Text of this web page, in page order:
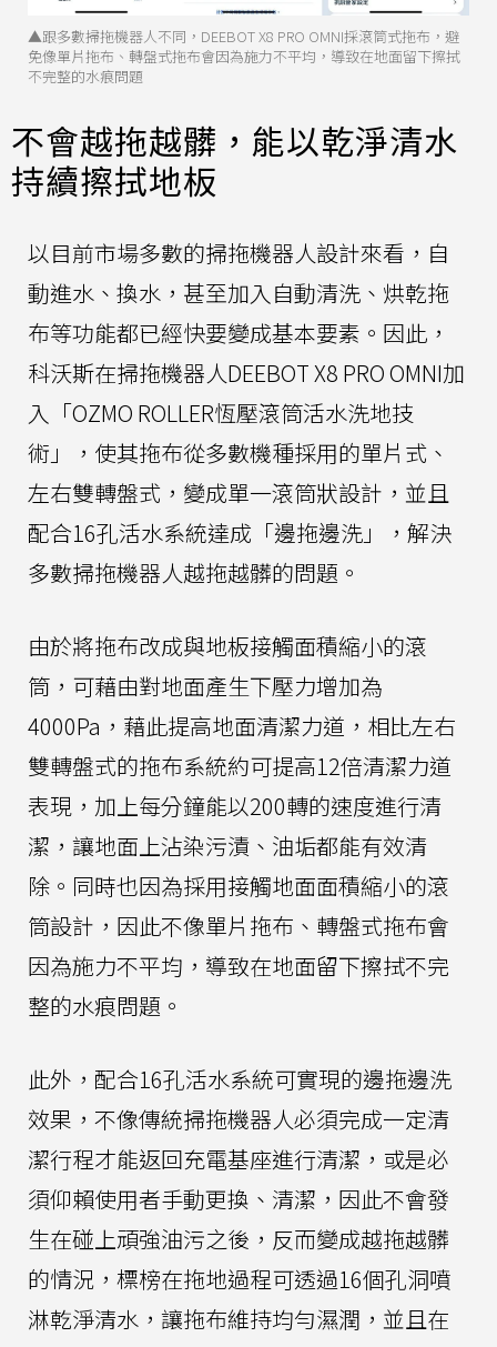
▲跟多數掃拖機器人不同，DEEBOT X8 PRO OMNI採滾筒式拖布，避
免像單片拖布、轉盤式拖布會因為施力不平均，導致在地面留下擦拭
不完整的水痕問題
不會越拖越髒，能以乾淨清水
持續擦拭地板
以目前市場多數的掃拖機器人設計來看，自
動進水、換水，甚至加入自動清洗、烘乾拖
布等功能都已經快要變成基本要素。因此，
科沃斯在掃拖機器人DEEBOT X8 PRO OMNI加
入「OZMO ROLLER恆壓滾筒活水洗地技
術」，使其拖布從多數機種採用的單片式、
左右雙轉盤式，變成單一滾筒狀設計，並且
配合16孔活水系統達成「邊拖邊洗」，解決
多數掃拖機器人越拖越髒的問題。
由於將拖布改成與地板接觸面積縮小的滾
筒，可藉由對地面產生下壓力增加為
4000Pa，藉此提高地面清潔力道，相比左右
雙轉盤式的拖布系統約可提高12倍清潔力道
表現，加上每分鐘能以200轉的速度進行清
潔，讓地面上沾染污漬、油垢都能有效清
除。同時也因為採用接觸地面面積縮小的滾
筒設計，因此不像單片拖布、轉盤式拖布會
因為施力不平均，導致在地面留下擦拭不完
整的水痕問題。
此外，配合16孔活水系統可實現的邊拖邊洗
效果，不像傳統掃拖機器人必須完成一定清
潔行程才能返回充電基座進行清潔，或是必
須仰賴使用者手動更換、清潔，因此不會發
生在碰上頑強油污之後，反而變成越拖越髒
的情況，標榜在拖地過程可透過16個孔洞噴
淋乾淨清水，讓拖布維持均勻濕潤，並且在